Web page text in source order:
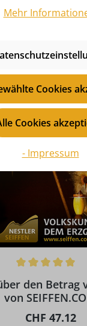
überspringen
auch
den Betrag
von
Regulärer
CHF 47.12
Mehr
Cookies
Cookies
- Impressum